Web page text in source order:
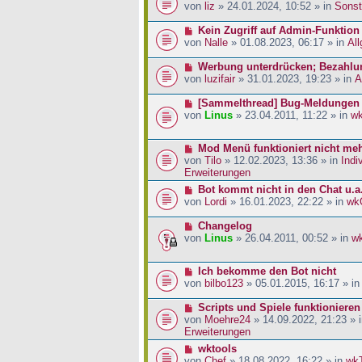
g
i
a
r
e
i
a
e
e
r
e
i
a
von liz » 24.01.2024, 10:52 » in
N
e
e
r
e
i
r
a
g
Kein Zugriff auf Admin-
von Nalle » 01.08.2023, 06:17 » in
N
e
e
r
e
t
r
a
g
Werbung unterdrücken;
von luzifair » 31.01.2023, 19:23 » in
N
e
e
B
e
t
a
g
[Sammelthread] Bug-Meldungen
von Linus » 23.04.2011, 11:22 » in
N
e
u
e
B
e
t
a
g
Mod Menü funktioniert nicht
von Tilo » 12.02.2023, 13:36 » in
Erweiterungen
N
e
e
r
e
t
r
a
g
Bot kommt nicht in den Chat u.a.
von
Lordi » 16.01.2023, 22:22 » in
N
e
e
B
e
t
r
a
g
Changelog
von Linus » 26.04.2011, 00:52 » in
N
e
e
r
B
e
Ich bekomme den Bot nicht
von bilbo123 » 05.01.2015, 16:17 » in
N
e
u
e
Scripts und Spiele
von Moehre24 » 14.09.2022, 21:23 »
Erweiterungen
Nwktools